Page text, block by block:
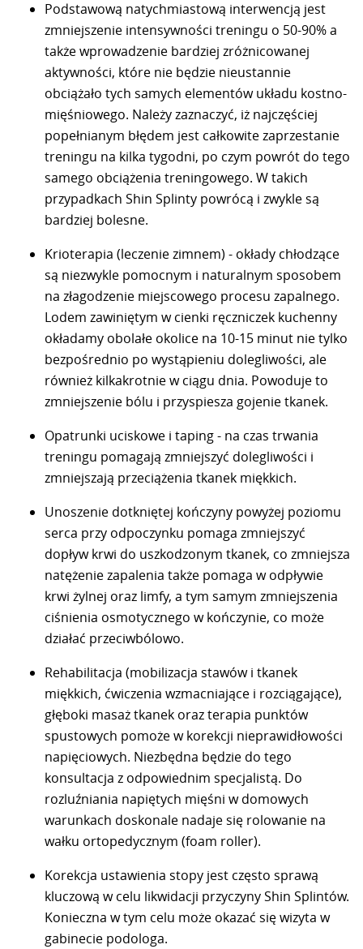
Podstawową natychmiastową interwencją jest
zmniejszenie intensywności treningu o 50-90% a
także wprowadzenie bardziej zróżnicowanej
aktywności, które nie będzie nieustannie
obciążało tych samych elementów układu kostno-
mięśniowego. Należy zaznaczyć, iż najczęściej
popełnianym błędem jest całkowite zaprzestanie
treningu na kilka tygodni, po czym powrót do tego
samego obciążenia treningowego. W takich
przypadkach Shin Splinty powrócą i zwykle są
bardziej bolesne.
Krioterapia (leczenie zimnem) - okłady chłodzące
są niezwykle pomocnym i naturalnym sposobem
na złagodzenie miejscowego procesu zapalnego.
Lodem zawiniętym w cienki ręczniczek kuchenny
okładamy obolałe okolice na 10-15 minut nie tylko
bezpośrednio po wystąpieniu dolegliwości, ale
również kilkakrotnie w ciągu dnia. Powoduje to
zmniejszenie bólu i przyspiesza gojenie tkanek.
Opatrunki uciskowe i taping - na czas trwania
treningu pomagają zmniejszyć dolegliwości i
zmniejszają przeciążenia tkanek miękkich.
Unoszenie dotkniętej kończyny powyżej poziomu
serca przy odpoczynku pomaga zmniejszyć
dopływ krwi do uszkodzonym tkanek, co zmniejsza
natężenie zapalenia także pomaga w odpływie
krwi żylnej oraz limfy, a tym samym zmniejszenia
ciśnienia osmotycznego w kończynie, co może
działać przeciwbólowo.
Rehabilitacja (mobilizacja stawów i tkanek
miękkich, ćwiczenia wzmacniające i rozciągające),
głęboki masaż tkanek oraz terapia punktów
spustowych pomoże w korekcji nieprawidłowości
napięciowych. Niezbędna będzie do tego
konsultacja z odpowiednim specjalistą. Do
rozluźniania napiętych mięśni w domowych
warunkach doskonale nadaje się rolowanie na
wałku ortopedycznym (foam roller).
Korekcja ustawienia stopy jest często sprawą
kluczową w celu likwidacji przyczyny Shin Splintów.
Konieczna w tym celu może okazać się wizyta w
gabinecie podologa.